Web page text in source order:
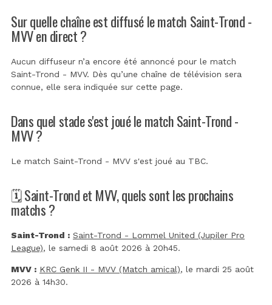
Sur quelle chaîne est diffusé le match Saint-Trond -
MVV en direct ?
Aucun diffuseur n’a encore été annoncé pour le match
Saint-Trond - MVV. Dès qu’une chaîne de télévision sera
connue, elle sera indiquée sur cette page.
Dans quel stade s'est joué le match Saint-Trond -
MVV ?
Le match Saint-Trond - MVV s'est joué au TBC.
🗓️ Saint-Trond et MVV, quels sont les prochains
matchs ?
Saint-Trond : Saint-Trond - Lommel United (Jupiler Pro
League), le samedi 8 août 2026 à 20h45.
MVV : KRC Genk II - MVV (Match amical), le mardi 25 août
2026 à 14h30.